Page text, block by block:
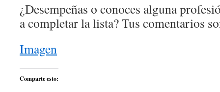
¿Desempeñas o conoces alguna
a completar la lista? Tus comentarios
Imagen
Comparte esto: